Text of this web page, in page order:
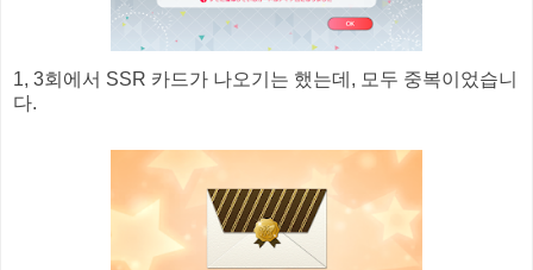
1, 3회에서 SSR 카드가 나오기는 했는데, 모두 중복이었습니
다.